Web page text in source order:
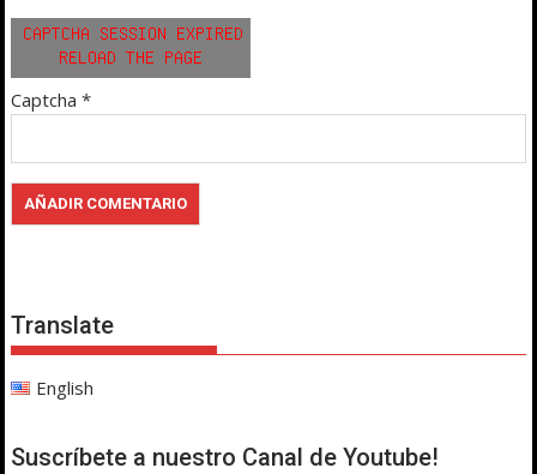
Captcha *
Translate
English
Suscríbete a nuestro Canal de Youtube!